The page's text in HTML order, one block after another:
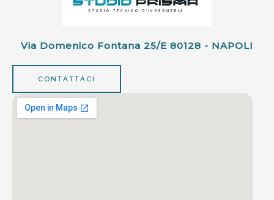
Via Domenico Fontana 25/e 80128 - NAPOLI
CONTATTACI